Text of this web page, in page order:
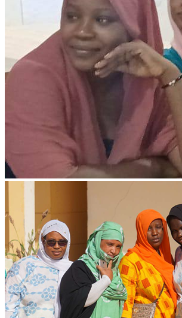
Ressources & Publications
Téléchargez nos dernières